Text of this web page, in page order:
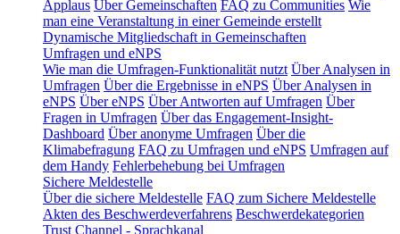
Applaus Über Gemeinschaften FAQ zu Communities Wie
man eine Veranstaltung in einer Gemeinde erstellt
Dynamische Mitgliedschaft in Gemeinschaften
Umfragen und eNPS
Wie man die Umfragen-Funktionalität nutzt Über Analysen in
Umfragen Über die Ergebnisse in eNPS Über Analysen in
eNPS Über eNPS Über Antworten auf Umfragen Über
Fragen in Umfragen Über das Engagement-Insight-
Dashboard Über anonyme Umfragen Über die
Klimabefragung FAQ zu Umfragen und eNPS Umfragen auf
dem Handy Fehlerbehebung bei Umfragen
Sichere Meldestelle
Über die sichere Meldestelle FAQ zum Sichere Meldestelle
Akten des Beschwerdeverfahrens Beschwerdekategorien
Trust Channel - Sprachkanal